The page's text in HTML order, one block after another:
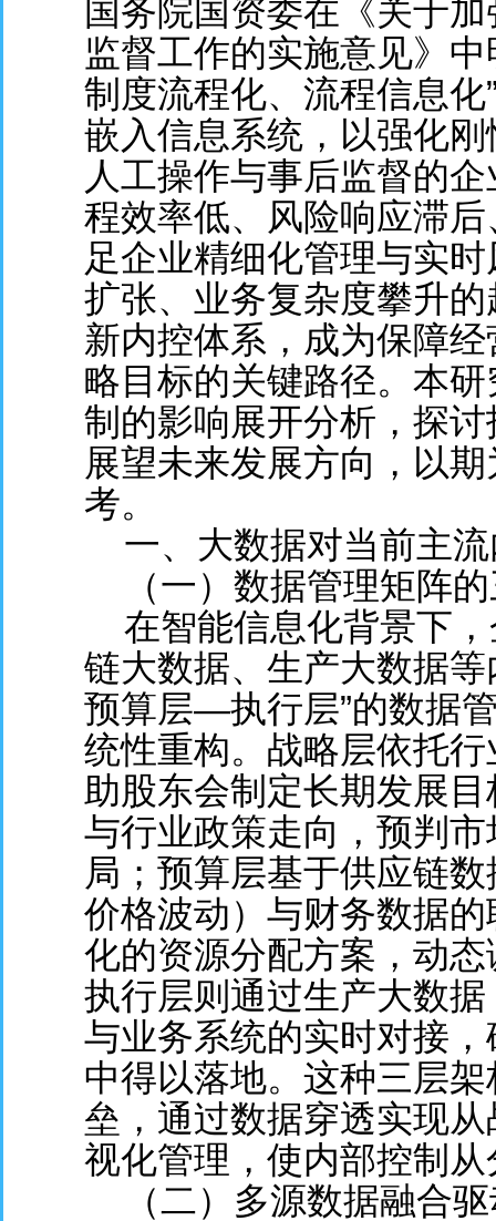
国务院国资委在《关于
监督工作的实施意见》
制度流程化、流程信息
嵌入信息系统，以强化
人工操作与事后监督的
程效率低、风险响应滞
足企业精细化管理与实
扩张、业务复杂度攀升
新内控体系，成为保障
略目标的关键路径。本
制的影响展开分析，探
展望未来发展方向，以
考。
一、大数据对当前主流
（一）数据管理矩阵的
在智能信息化背景下，
链大数据、生产大数据
预算层—执行层”的数据
统性重构。战略层依托
助股东会制定长期发展
与行业政策走向，预判
局；预算层基于供应链
价格波动）与财务数据
化的资源分配方案，动
执行层则通过生产大数
与业务系统的实时对接
中得以落地。这种三层
垒，通过数据穿透实现
视化管理，使内部控制
（二）多源数据融合驱